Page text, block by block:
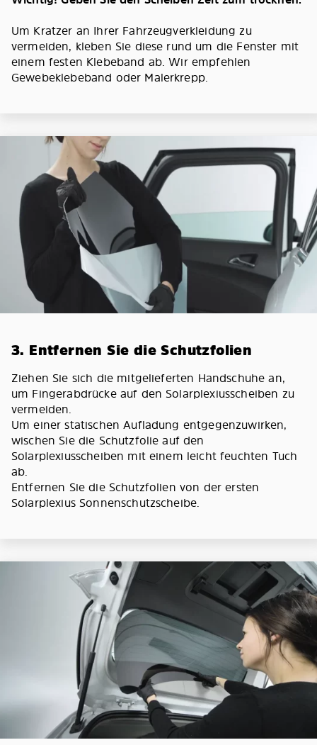
Um Kratzer an Ihrer Fahrzeugverkleidung zu
vermeiden, kleben Sie diese rund um die Fenster mit
einem festen Klebeband ab. Wir empfehlen
Gewebeklebeband oder Malerkrepp.
3. Entfernen Sie die Schutzfolien
Ziehen Sie sich die mitgelieferten Handschuhe an,
um Fingerabdrücke auf den Solarplexiusscheiben zu
vermeiden.
Um einer statischen Aufladung entgegenzuwirken,
wischen Sie die Schutzfolie auf den
Solarplexiusscheiben mit einem leicht feuchten Tuch
ab.
Entfernen Sie die Schutzfolien von der ersten
Solarplexius Sonnenschutzscheibe.